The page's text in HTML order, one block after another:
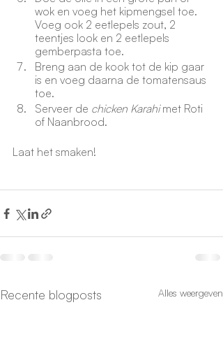
wok en voeg het kipmengsel toe.
Voeg ook 2 eetlepels zout, 2
teentjes look en 2 eetlepels
gemberpasta toe.
Breng aan de kook tot de kip gaar
is en voeg daarna de tomatensaus
toe.
Serveer de chicken Karahi met Roti
of Naanbrood.
Laat het smaken!
Recente blogposts Alles weergeven